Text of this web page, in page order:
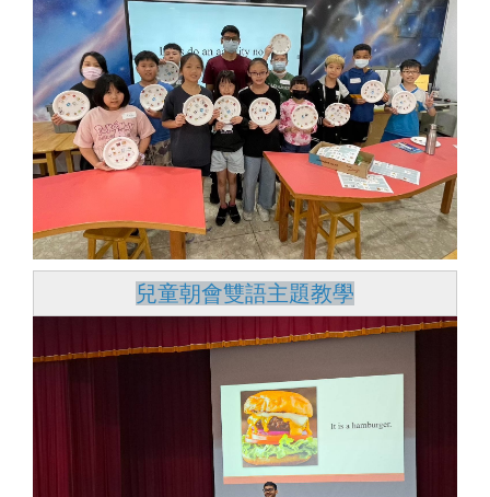
兒童朝會雙語主題教學